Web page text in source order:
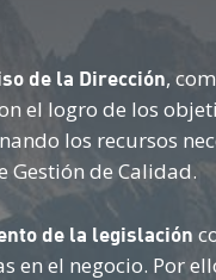
de la Dirección,
el logro de los
los recursos
Gestión de Calidad.
de la legislación
en el negocio. Por